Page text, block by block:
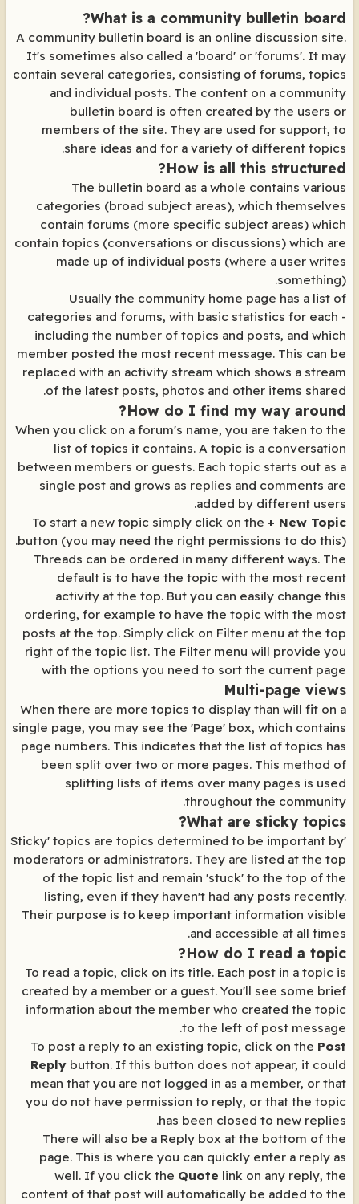
What is a community bulletin board?
A community bulletin board is an online discussion site.
It's sometimes also called a 'board' or 'forums'. It may
contain several categories, consisting of forums, topics
and individual posts. The content on a community
bulletin board is often created by the users or
members of the site. They are used for support, to
share ideas and for a variety of different topics.
How is all this structured?
The bulletin board as a whole contains various
categories (broad subject areas), which themselves
contain forums (more specific subject areas) which
contain topics (conversations or discussions) which are
made up of individual posts (where a user writes
something).
Usually the community home page has a list of
categories and forums, with basic statistics for each -
including the number of topics and posts, and which
member posted the most recent message. This can be
replaced with an activity stream which shows a stream
of the latest posts, photos and other items shared.
How do I find my way around?
When you click on a forum's name, you are taken to the
list of topics it contains. A topic is a conversation
between members or guests. Each topic starts out as a
single post and grows as replies and comments are
added by different users.
To start a new topic simply click on the+ New Topic
button (you may need the right permissions to do this).
Threads can be ordered in many different ways. The
default is to have the topic with the most recent
activity at the top. But you can easily change this
ordering, for example to have the topic with the most
posts at the top. Simply click on Filter menu at the top
right of the topic list. The Filter menu will provide you
with the options you need to sort the current page
Multi-page views
When there are more topics to display than will fit on a
single page, you may see the 'Page' box, which contains
page numbers. This indicates that the list of topics has
been split over two or more pages. This method of
splitting lists of items over many pages is used
throughout the community.
What are sticky topics?
'Sticky' topics are topics determined to be important by
moderators or administrators. They are listed at the top
of the topic list and remain 'stuck' to the top of the
listing, even if they haven't had any posts recently.
Their purpose is to keep important information visible
and accessible at all times.
How do I read a topic?
To read a topic, click on its title. Each post in a topic is
created by a member or a guest. You'll see some brief
information about the member who created the topic
to the left of post message.
To post a reply to an existing topic, click on the Post
Reply button. If this button does not appear, it could
mean that you are not logged in as a member, or that
you do not have permission to reply, or that the topic
has been closed to new replies.
There will also be a Reply box at the bottom of the
page. This is where you can quickly enter a reply as
well. If you click the Quote link on any reply, the
content of that post will automatically be added to the